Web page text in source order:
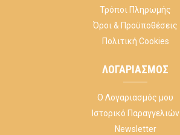
Τρόποι Πληρωμής
Όροι & Προϋποθέσεις
Πολιτική Cookies
ΛΟΓΑΡΙΑΣΜΌΣ
Ο Λογαριασμός μου
Ιστορικό Παραγγελιών
Newsletter